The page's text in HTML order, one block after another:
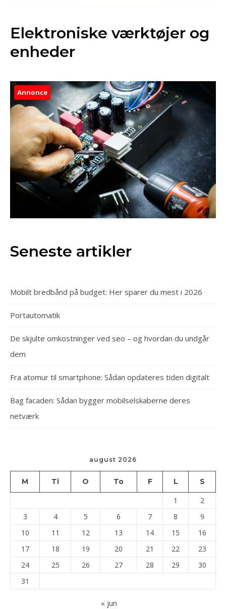
Elektroniske værktøjer og
enheder
Annonce
Seneste artikler
Mobilt bredbånd på budget: Her sparer du mest i 2026
Portautomatik
De skjulte omkostninger ved seo – og hvordan du undgår
dem
Fra atomur til smartphone: Sådan opdateres tiden digitalt
Bag facaden: Sådan bygger mobilselskaberne deres
netværk
august 2026
M Ti O To F L S
1
2
3
4 5 6 7 8
9
10
11 12 13 14 15
16
17
18 19 20 21 22
23
24
25 26 27 28 29
30
31
« jun